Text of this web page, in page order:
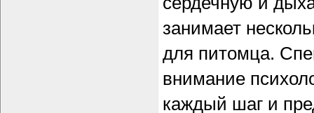
занимает
для питомца.
внимание
каждый шаг и